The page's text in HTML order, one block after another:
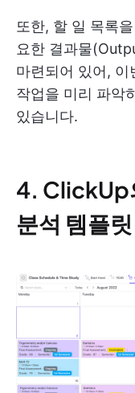
또한, 할 일 목록
요한 결과물
마련되어 있어, 이
작업을 미리 파악
있습니다.
4. ClickUp
분석 템플릿